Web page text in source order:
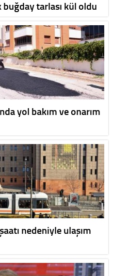
tarlası kül oldu
yol bakım ve onarım
nedeniyle ulaşım